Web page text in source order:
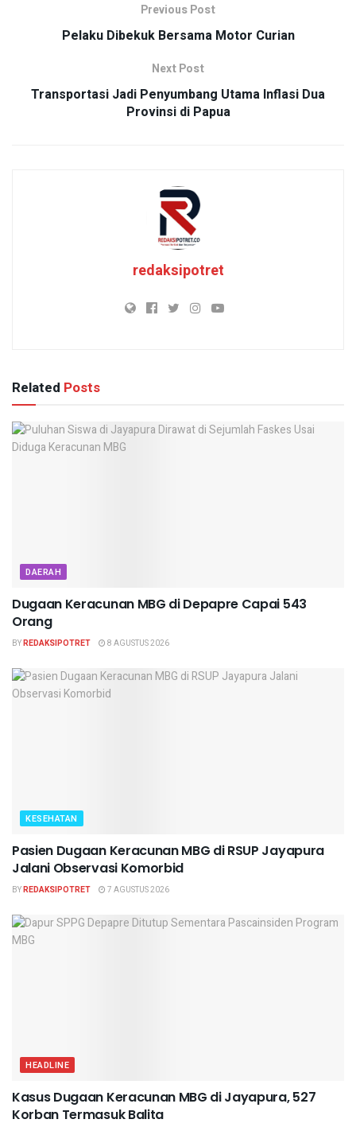
Previous Post
Pelaku Dibekuk Bersama Motor Curian
Next Post
Transportasi Jadi Penyumbang Utama Inflasi Dua
Provinsi di Papua
redaksipotret
Related Posts
DAERAH
Dugaan Keracunan MBG di Depapre Capai 543
Orang
BYREDAKSIPOTRET 8 AGUSTUS 2026
KESEHATAN
Pasien Dugaan Keracunan MBG di RSUP Jayapura
Jalani Observasi Komorbid
BYREDAKSIPOTRET 7 AGUSTUS 2026
HEADLINE
Kasus Dugaan Keracunan MBG di Jayapura, 527
Korban Termasuk Balita